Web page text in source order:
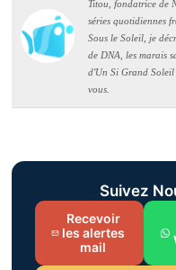
Titou, fondatrice de
séries quotidiennes
Sous le Soleil, je
de DNA, les marais
d'Un Si Grand Soleil
vous.
Suivez
Recevoir
les alertes
mail